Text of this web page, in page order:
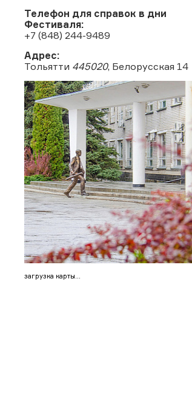
Телефон для справок в дни
Фестиваля:
+7 (848) 244-9489
Адрес:
Тольятти 445020, Белорусская 14
загрузка карты...